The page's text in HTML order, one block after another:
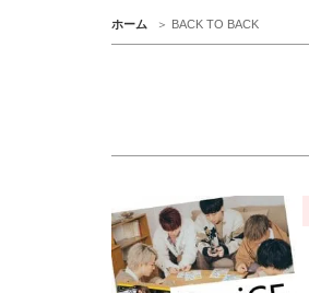
ホーム BACK TO BACK